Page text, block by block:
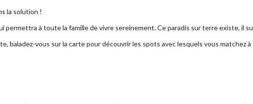
la solution !
permettra à toute la famille de vivre sereinement. Ce paradis sur terre existe, il
baladez-vous sur la carte pour découvrir les spots avec lesquels vous matchez à